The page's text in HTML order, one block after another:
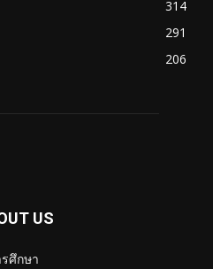
314
291
206
US
ศึกษา